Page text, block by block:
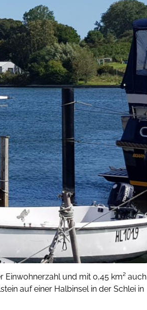
Einwohnerzahl und mit 0,45 km² auch
auf einer Halbinsel in der Schlei in